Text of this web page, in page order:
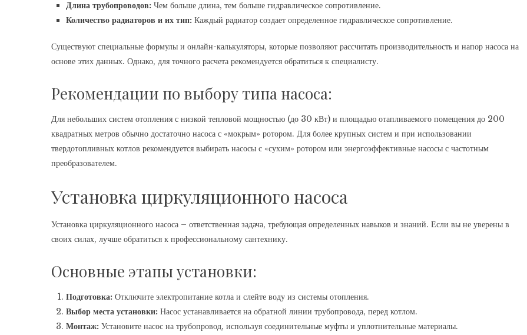
Длина трубопроводов: Чем больше длина, тем больше гидравлическое сопротивление.
Количество радиаторов и их тип: Каждый радиатор создает определенное гидравлическое сопротивление.
Существуют специальные формулы и онлайн-калькуляторы, которые позволяют рассчитать производительность и напор насоса на
основе этих данных. Однако, для точного расчета рекомендуется обратиться к специалисту.
Рекомендации по выбору типа насоса:
Для небольших систем отопления с низкой тепловой мощностью (до 30 кВт) и площадью отапливаемого помещения до 200
квадратных метров обычно достаточно насоса с «мокрым» ротором. Для более крупных систем и при использовании
твердотопливных котлов рекомендуется выбирать насосы с «сухим» ротором или энергоэффективные насосы с частотным
преобразователем.
Установка циркуляционного насоса
Установка циркуляционного насоса – ответственная задача, требующая определенных навыков и знаний. Если вы не уверены в
своих силах, лучше обратиться к профессиональному сантехнику.
Основные этапы установки:
Подготовка: Отключите электропитание котла и слейте воду из системы отопления.
Выбор места установки: Насос устанавливается на обратной линии трубопровода, перед котлом.
Монтаж: Установите насос на трубопровод, используя соединительные муфты и уплотнительные материалы.